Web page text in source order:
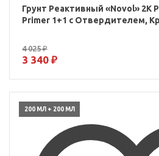
Грунт Реактивный «Novol» 2К
Primer 1+1 с Отвердителем,
4 025 ₽
3 340 ₽
200 МЛ + 200 МЛ